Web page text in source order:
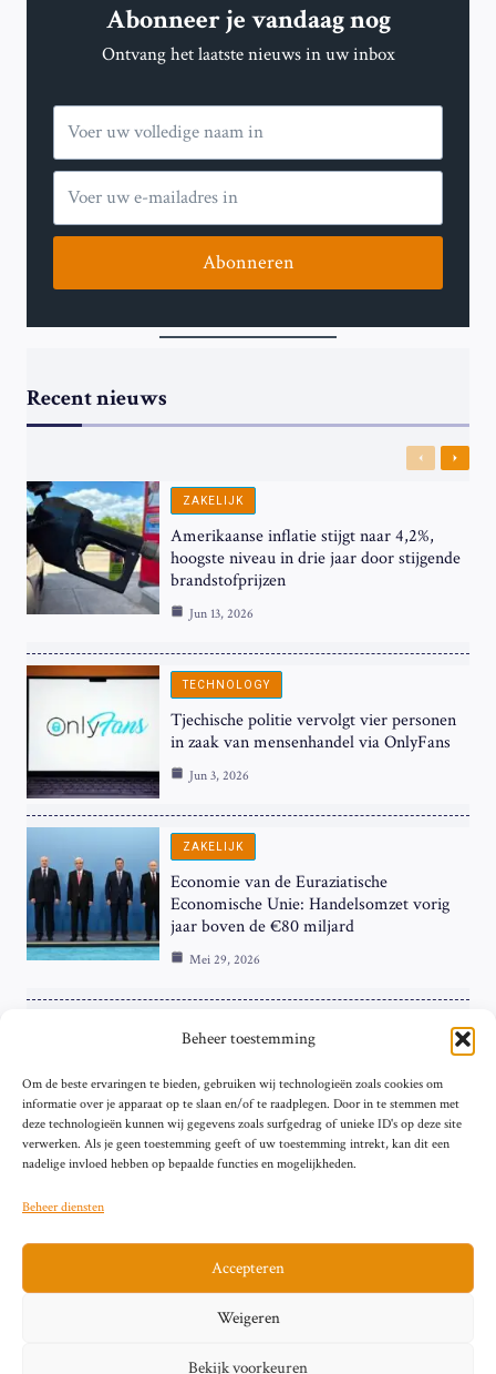
Beheer toestemming
Om de beste ervaringen te bieden, gebruiken wij technologieën zoals cookies om
informatie over je apparaat op te slaan en/of te raadplegen. Door in te stemmen met
deze technologieën kunnen wij gegevens zoals surfgedrag of unieke ID's op deze site
verwerken. Als je geen toestemming geeft of uw toestemming intrekt, kan dit een
nadelige invloed hebben op bepaalde functies en mogelijkheden.
Beheer diensten
Accepteren
Weigeren
Bekijk voorkeuren
Abonneer je vandaag nog
Ontvang het laatste nieuws in uw inbox
Abonneren
Recent nieuws
Previous
Next
ZAKELIJK
Amerikaanse inflatie stijgt naar 4,2%,
hoogste niveau in drie jaar door stijgende
brandstofprijzen
Jun 13, 2026
TECHNOLOGY
Tjechische politie vervolgt vier personen
in zaak van mensenhandel via OnlyFans
Jun 3, 2026
ZAKELIJK
Economie van de Euraziatische
Economische Unie: Handelsomzet vorig
jaar boven de €80 miljard
Mei 29, 2026
ZAKELIJK
Hardnekkige Inflatie bij de ‘Grote Vier’
van de Eurozone
Mei 29, 2026
Sitemap Contact Privacybeleid (EU)
Impressum
Cookiebeleid (EU)